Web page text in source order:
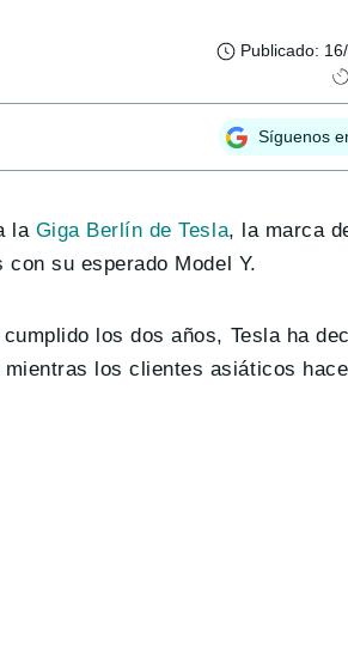
Publicado:
Síguenos
la Giga Berlín de Tesla, la marca
su esperado Model Y.
los dos años, Tesla ha
mientras los clientes asiáticos